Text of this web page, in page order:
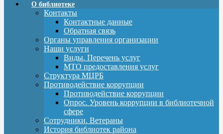
О библиотеке
Контакты
Контактные данные
Обратная связь
Органы управления организации
Наши услуги
Виды. Перечень услуг
МТО предоставления услуг
Структура МЦРБ
Противодействие коррупции
Противодействие коррупции
Опрос. Уровень коррупции в библиотечной
сфере
Сотрудники. Ветераны
История библиотек района